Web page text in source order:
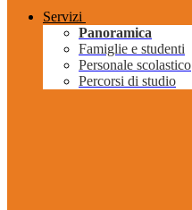
Servizi
Panoramica
Famiglie e studenti
Personale scolastico
Percorsi di studio